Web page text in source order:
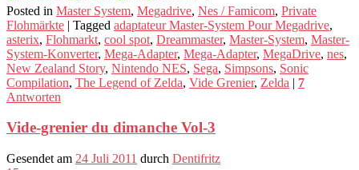
Posted in Master System, Megadrive, Nes / Famicom, Private
Flohmärkte | Tagged adaptateur Master-System Pour Megadrive,
asterix, Flohmarkt, cool spot, Dreammaster, Master-System, Master-
System-Konverter, Mega-Adapter, Mega-Adapter, MegaDrive, nes,
New Zealand Story, Nintendo NES, Sega, Simpsons, Sonic
Compilation, The Legend of Zelda, Vide Grenier, Zelda | 7
Antworten
Vide-grenier du dimanche Vol-3
Gesendet am 24 Juli 2011 durch Dentifritz